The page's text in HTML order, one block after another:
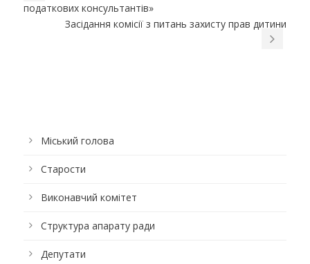
податкових консультантів»
Засідання комісії з питань захисту прав дитини
Міський голова
Старости
Виконавчий комітет
Структура апарату ради
Депутати